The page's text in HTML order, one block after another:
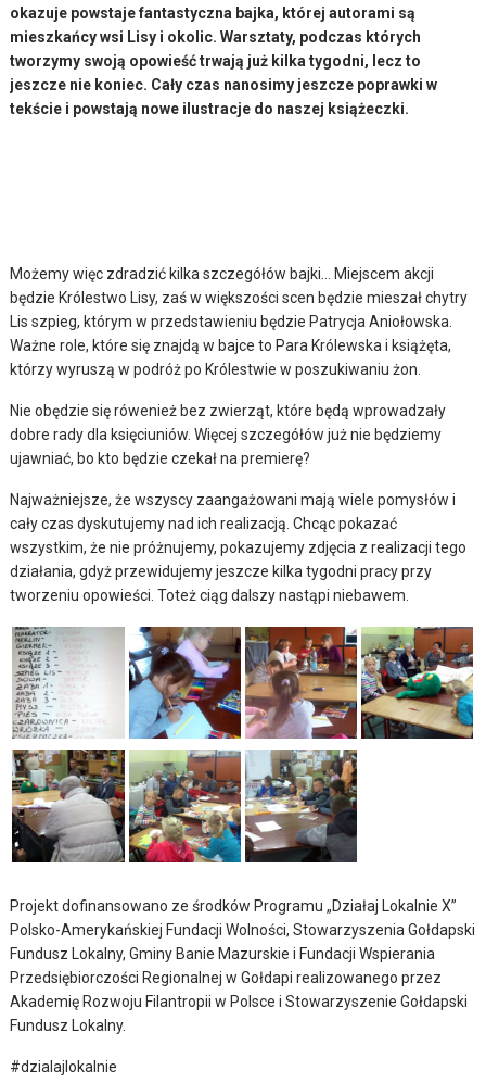
okazuje powstaje fantastyczna bajka, której autorami są
mieszkańcy wsi Lisy i okolic. Warsztaty, podczas których
tworzymy swoją opowieść trwają już kilka tygodni, lecz to
jeszcze nie koniec. Cały czas nanosimy jeszcze poprawki w
tekście i powstają nowe ilustracje do naszej książeczki.
Możemy więc zdradzić kilka szczegółów bajki… Miejscem akcji
będzie Królestwo Lisy, zaś w większości scen będzie mieszał chytry
Lis szpieg, którym w przedstawieniu będzie Patrycja Aniołowska.
Ważne role, które się znajdą w bajce to Para Królewska i książęta,
którzy wyruszą w podróż po Królestwie w poszukiwaniu żon.
Nie obędzie się rówenież bez zwierząt, które będą wprowadzały
dobre rady dla księciuniów. Więcej szczegółów już nie będziemy
ujawniać, bo kto będzie czekał na premierę?
Najważniejsze, że wszyscy zaangażowani mają wiele pomysłów i
cały czas dyskutujemy nad ich realizacją. Chcąc pokazać
wszystkim, że nie próżnujemy, pokazujemy zdjęcia z realizacji tego
działania, gdyż przewidujemy jeszcze kilka tygodni pracy przy
tworzeniu opowieści. Toteż ciąg dalszy nastąpi niebawem.
Projekt dofinansowano ze środków Programu „Działaj Lokalnie X”
Polsko-Amerykańskiej Fundacji Wolności, Stowarzyszenia Gołdapski
Fundusz Lokalny, Gminy Banie Mazurskie i Fundacji Wspierania
Przedsiębiorczości Regionalnej w Gołdapi realizowanego przez
Akademię Rozwoju Filantropii w Polsce i Stowarzyszenie Gołdapski
Fundusz Lokalny.
#dzialajlokalnie